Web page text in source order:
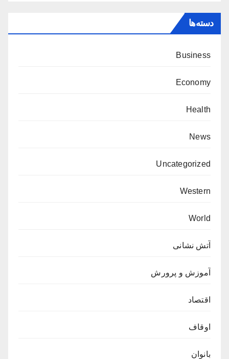
دسته‌ها
Business
Economy
Health
News
Uncategorized
Western
World
آتش نشانی
آموزش و پرورش
اقتصاد
اوقاف
بانوان